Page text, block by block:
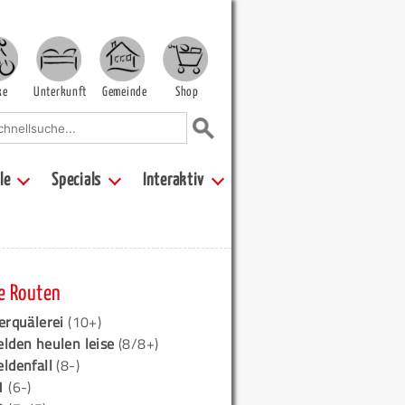
Unterkunft Gemeinde Shop
Specials Interaktiv
Routen
(10+)
heulen leise(8/8+)
(8-)
(6-)